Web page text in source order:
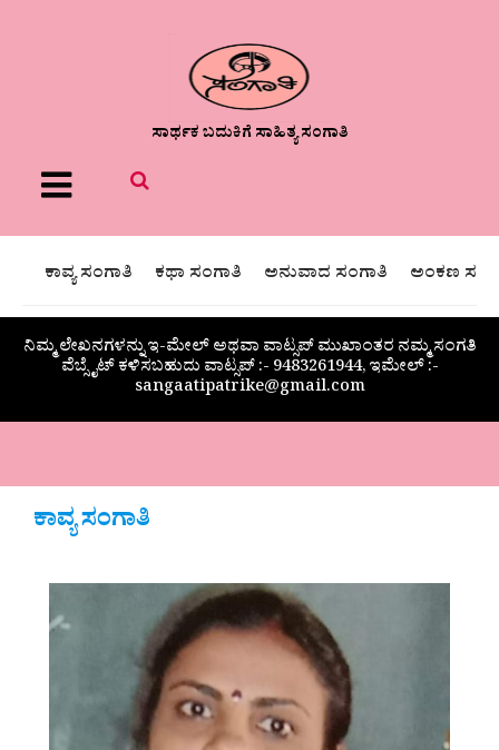
ಸಾರ್ಥಕ ಬದುಕಿಗೆ ಸಾಹಿತ್ಯ ಸಂಗಾತಿ
Menu
ಕಾವ್ಯ ಸಂಗಾತಿ ಕಥಾ ಸಂಗಾತಿ ಅನುವಾದ ಸಂಗಾತಿ ಅಂಕಣ
ನಿಮ್ಮ ಲೇಖನಗಳನ್ನು ಇ-ಮೇಲ್ ಅಥವಾ ವಾಟ್ಸಪ್ ಮುಖಾಂತರ ನಮ್ಮ ಸಂಗತಿ
ವೆಬ್ಸೈಟ್ ಕಳಿಸಬಹುದು ವಾಟ್ಸಪ್‌ :- 9483261944, ಇಮೇಲ್ :-
sangaatipatrike@gmail.com
ಕಾವ್ಯ ಸಂಗಾತಿ